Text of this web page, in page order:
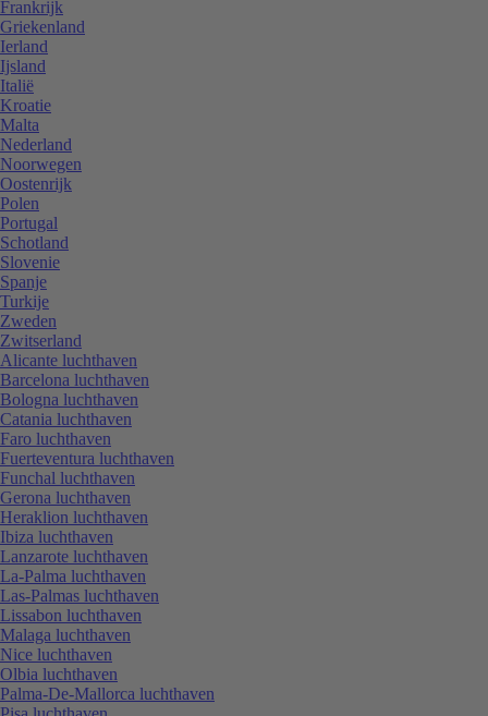
Frankrijk
Griekenland
Ierland
Ijsland
Italië
Kroatie
Malta
Nederland
Noorwegen
Oostenrijk
Polen
Portugal
Schotland
Slovenie
Spanje
Turkije
Zweden
Zwitserland
Alicante luchthaven
Barcelona luchthaven
Bologna luchthaven
Catania luchthaven
Faro luchthaven
Fuerteventura luchthaven
Funchal luchthaven
Gerona luchthaven
Heraklion luchthaven
Ibiza luchthaven
Lanzarote luchthaven
La-Palma luchthaven
Las-Palmas luchthaven
Lissabon luchthaven
Malaga luchthaven
Nice luchthaven
Olbia luchthaven
Palma-De-Mallorca luchthaven